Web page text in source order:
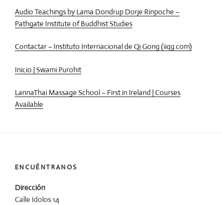
Audio Teachings by Lama Dondrup Dorje Rinpoche –
Pathgate Institute of Buddhist Studies
Contactar – Instituto Internacional de Qi Gong (iiqg.com)
Inicio | Swami Purohit
LannaThai Massage School – First in Ireland | Courses
Available
ENCUÉNTRANOS
Dirección
Calle Idolos 14